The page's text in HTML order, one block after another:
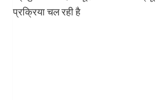
प्रक्रिया चल रही है